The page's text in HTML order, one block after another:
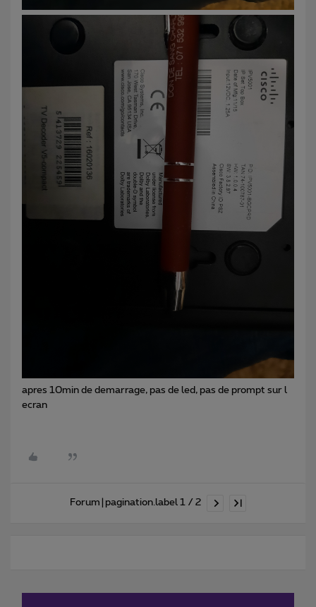
apres 10min de demarrage, pas de led, pas de prompt sur l
ecran
Forum|pagination.label 1 / 2